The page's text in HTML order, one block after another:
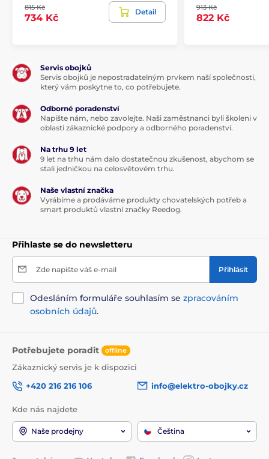
%, sušený list brusnice brusinka 0,8 %, chlorid
draselný, inulin (kořen čekanky) 0,2 %, semeno
extrakt 0,01 %.
Analytické složky:
hrubý protein 38 %, hrubé oleje a tuky 14 %, hrubá
1,1 %, sodík 0,28 %
Proteiny živočišného původu z celkového obsahu
proteinů 80,8 %.
Nutriční aditiva v 1 kg:
815 Kč
734 Kč
Detail 913 Kč
822 Kč
Servis obojků
Servis obojků je nepostradatelným prvkem naší společnosti,
který vám poskytne to, co potřebujete.
Odborné poradenství
Napište nám, nebo zavolejte. Naši zaměstnanci byli školeni v
oblasti zákaznické podpory a odborného poradenství.
Na trhu 9 let
9 let na trhu nám dalo dostatečnou zkušenost, abychom se
stali jedničkou na celosvětovém trhu.
Naše vlastní značka
Vyrábíme a prodáváme produkty chovatelských potřeb a
smart produktů vlastní značky Reedog.
Přihlaste se do newsletteru
Zde napište váš e-mail Přihlásit
Odesláním formuláře souhlasím se zpracováním
osobních údajů.
Potřebujete poradit offline
Zákaznický servis je k dispozici
+420 216 216 106
info@elektro-obojky.cz
Kde nás najdete
Naše prodejny Čeština